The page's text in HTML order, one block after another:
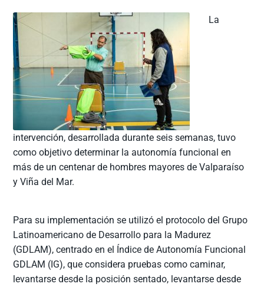
La
intervención, desarrollada durante seis semanas, tuvo
como objetivo determinar la autonomía funcional en
más de un centenar de hombres mayores de Valparaíso
y Viña del Mar.
Para su implementación se utilizó el protocolo del Grupo
Latinoamericano de Desarrollo para la Madurez
(GDLAM), centrado en el Índice de Autonomía Funcional
GDLAM (IG), que considera pruebas como caminar,
levantarse desde la posición sentado, levantarse desde